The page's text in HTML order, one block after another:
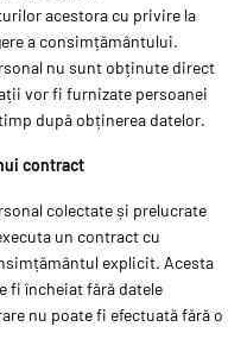
acestora cu privire la
a consimțământului.
nu sunt obținute direct
vor fi furnizate persoanei
după obținerea datelor.
contract
colectate și prelucrate
un contract cu
explicit. Acesta
fi încheiat fără datele
nu poate fi efectuată fără o